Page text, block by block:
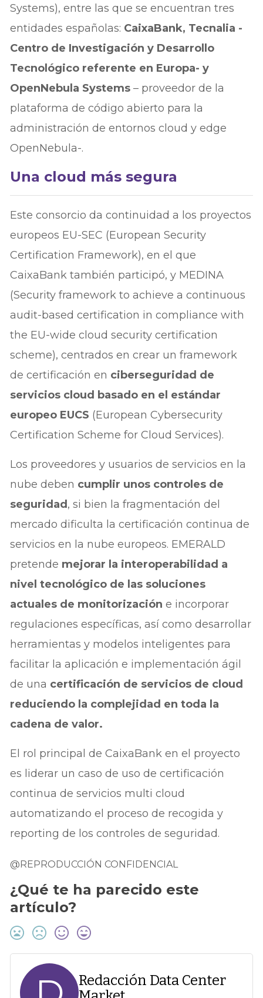
Systems), entre las que se encuentran tres
entidades españolas: CaixaBank, Tecnalia -
Centro de Investigación y Desarrollo
Tecnológico referente en Europa- y
OpenNebula Systems – proveedor de la
plataforma de código abierto para la
administración de entornos cloud y edge
OpenNebula-.
Una cloud más segura
Este consorcio da continuidad a los proyectos
europeos EU-SEC (European Security
Certification Framework), en el que
CaixaBank también participó, y MEDINA
(Security framework to achieve a continuous
audit-based certification in compliance with
the EU-wide cloud security certification
scheme), centrados en crear un framework
de certificación en ciberseguridad de
servicios cloud basado en el estándar
europeo EUCS (European Cybersecurity
Certification Scheme for Cloud Services).
Los proveedores y usuarios de servicios en la
nube deben cumplir unos controles de
seguridad, si bien la fragmentación del
mercado dificulta la certificación continua de
servicios en la nube europeos. EMERALD
pretende mejorar la interoperabilidad a
nivel tecnológico de las soluciones
actuales de monitorizacióne incorporar
regulaciones específicas, así como desarrollar
herramientas y modelos inteligentes para
facilitar la aplicación e implementación ágil
de una certificación de servicios de cloud
reduciendo la complejidad en toda la
cadena de valor.
El rol principal de CaixaBank en el proyecto
es liderar un caso de uso de certificación
continua de servicios multi cloud
automatizando el proceso de recogida y
reporting de los controles de seguridad.
@REPRODUCCIÓN CONFIDENCIAL
¿Qué te ha parecido este
artículo?
Redacción Data Center